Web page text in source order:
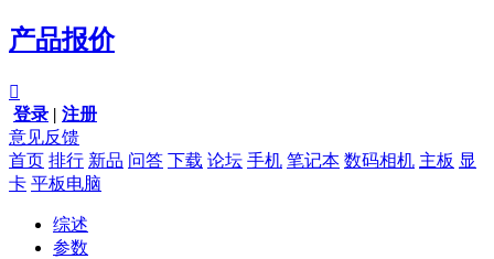
产品报价

登录 | 注册
意见反馈
首页 排行 新品 问答 下载 论坛 手机 笔记本 数码相机 主板 显
卡 平板电脑
综述
参数